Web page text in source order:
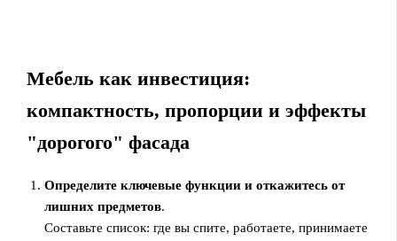
Мебель как инвестиция:
компактность, пропорции и эффекты
"дорогого" фасада
Определите ключевые функции и откажитесь от
лишних предметов.
Составьте список: где вы спите, работаете, принимаете